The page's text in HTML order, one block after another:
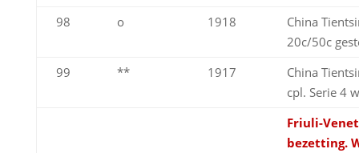
98
o 1918
China
20c/50c
99
** 1917
China
cpl. Serie 4
Friuli-
bezetting.